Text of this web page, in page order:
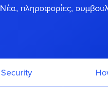
Νέα, πληροφορίες,
Security